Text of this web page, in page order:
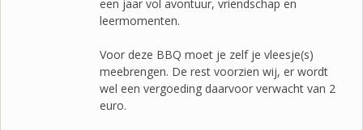
een jaar vol avontuur, vriendschap en
leermomenten.
Voor deze BBQ moet je zelf je vleesje(s)
meebrengen. De rest voorzien wij, er wordt
wel een vergoeding daarvoor verwacht van 2
euro.